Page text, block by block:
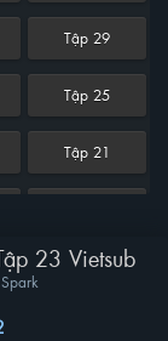
Tập 29
Tập 25
Tập 21
Tập 13
23 Vietsub